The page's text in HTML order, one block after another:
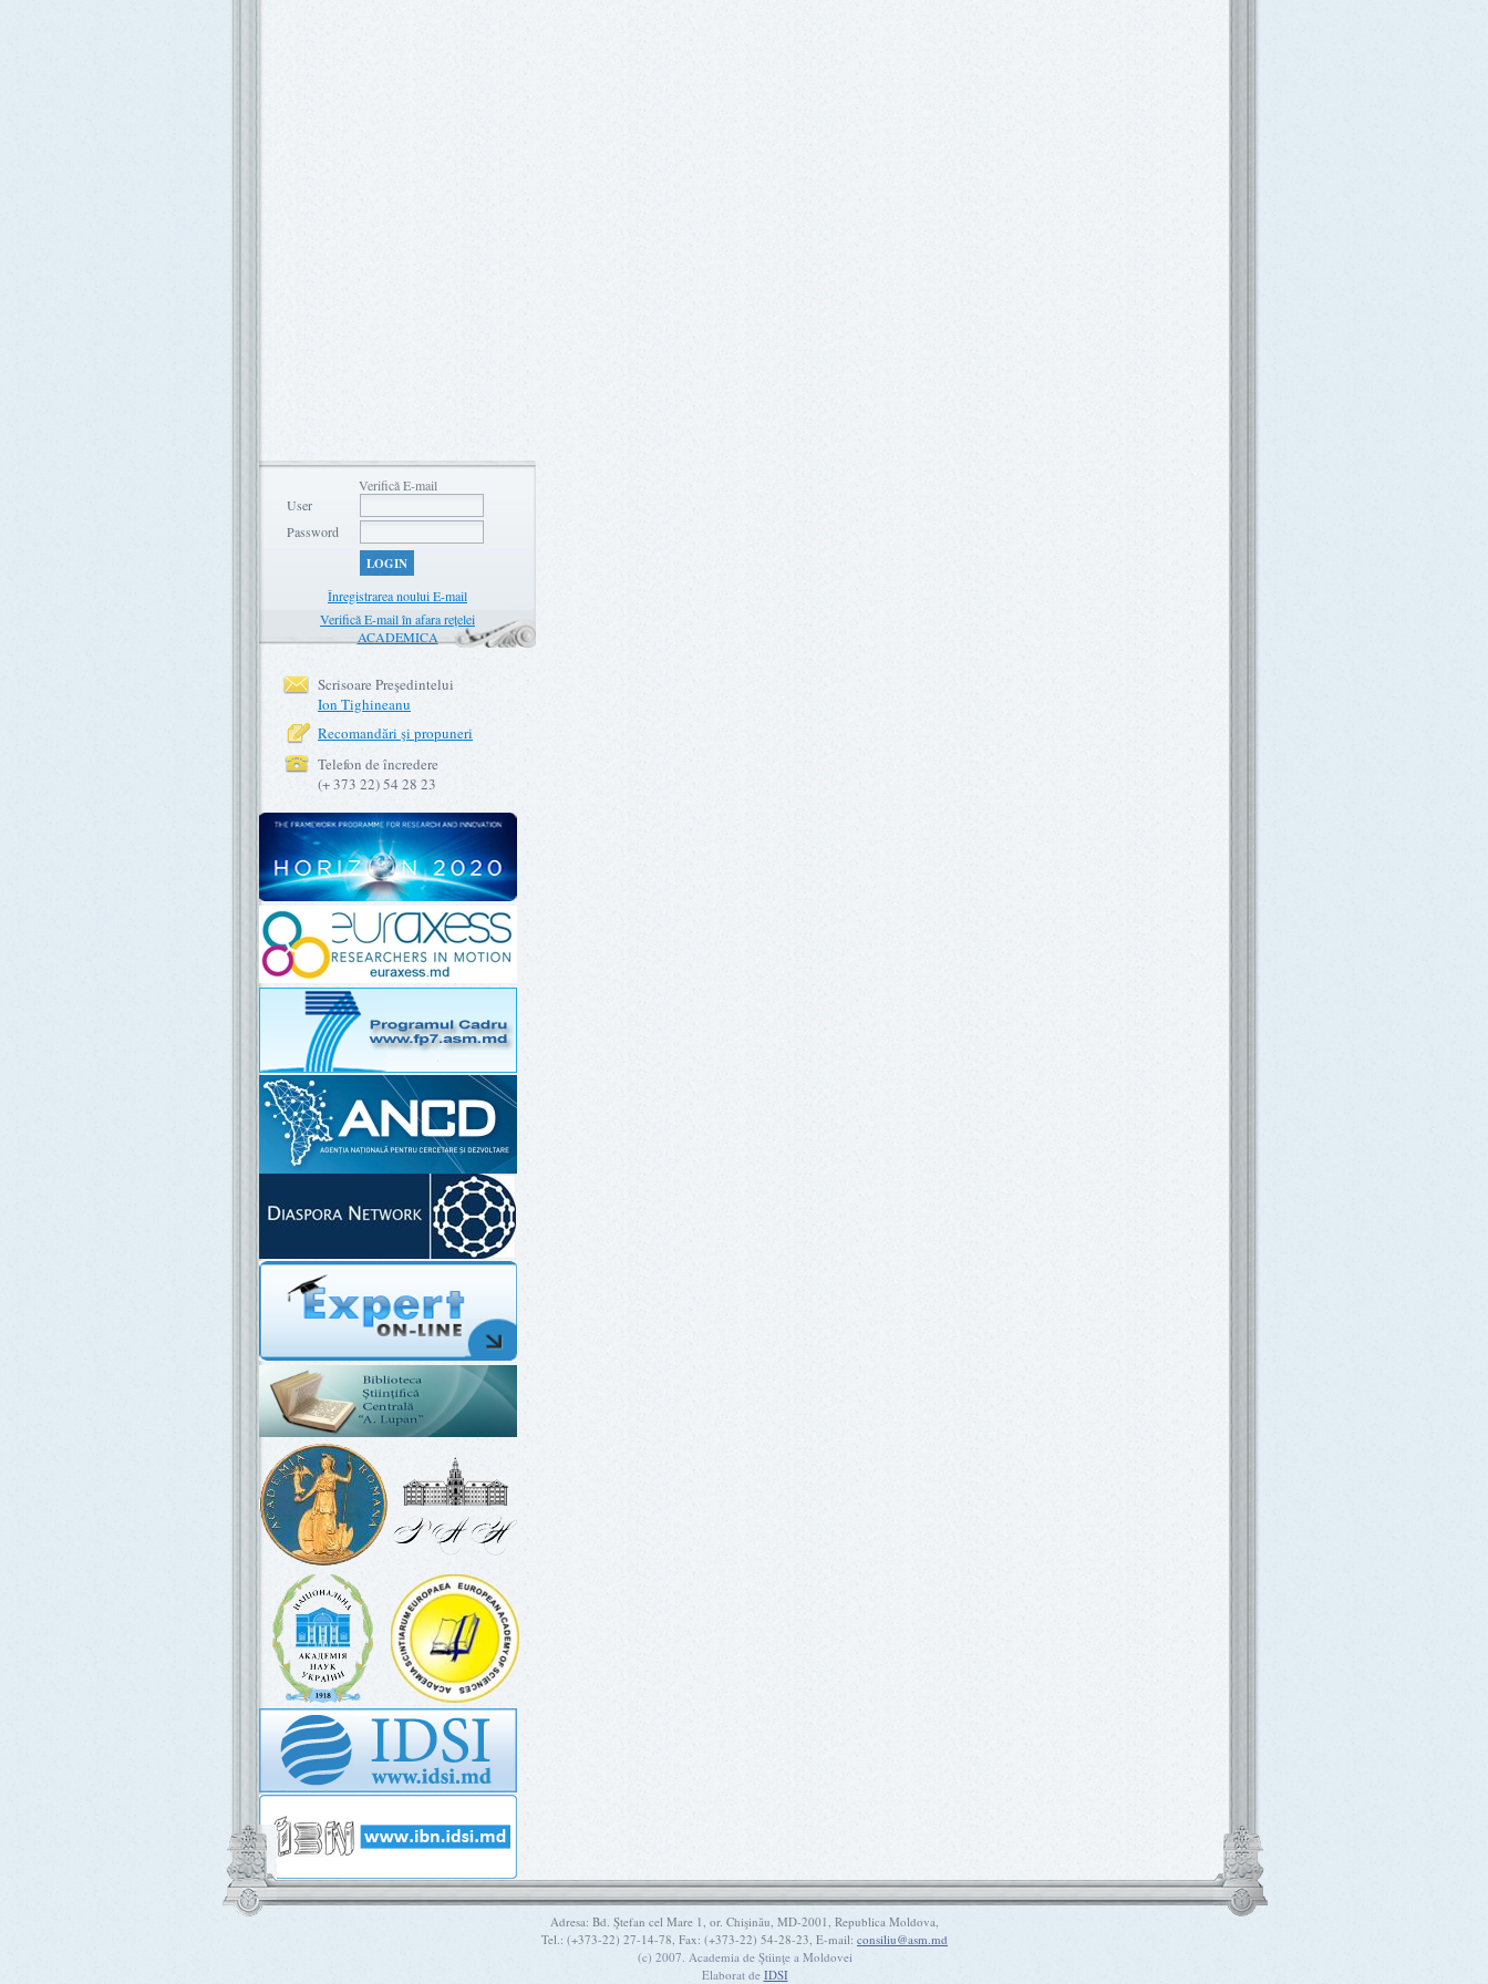
Verifică E-mail
User
Password
LOGIN
Înregistrarea noului E-mail
Verifică E-mail în afara rețelei
ACADEMICA
Scrisoare Preşedintelui
Ion Tighineanu
Recomandări şi propuneri
Telefon de încredere
(+ 373 22) 54 28 23
Adresa: Bd. Ştefan cel Mare 1, or. Chişinău, MD-2001, Republica Moldova,
Tel.: (+373-22) 27-14-78, Fax: (+373-22) 54-28-23, E-mail: consiliu@asm.md
(c) 2007. Academia de Ştiinţe a Moldovei
Elaborat de IDSI